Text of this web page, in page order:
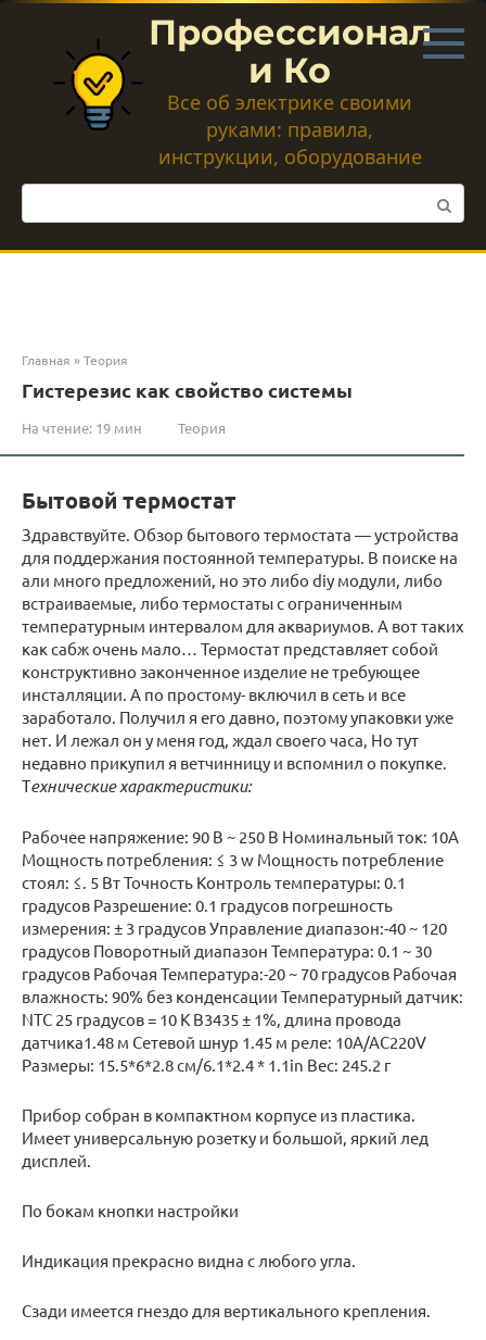
Перейти
контенту
Профессионал
и Ко
Все об электрике своими
руками: правила,
инструкции, оборудование
Поиск:
Главная »Теория
Гистерезис как свойство системы
На чтение: 19 мин Теория
Бытовой термостат
Здравствуйте. Обзор бытового термостата — устройства
для поддержания постоянной температуры. В поиске на
али много предложений, но это либо diy модули, либо
встраиваемые, либо термостаты с ограниченным
температурным интервалом для аквариумов. А вот таких
как сабж очень мало… Термостат представляет собой
конструктивно законченное изделие не требующее
инсталляции. А по простому- включил в сеть и все
заработало. Получил я его давно, поэтому упаковки уже
нет. И лежал он у меня год, ждал своего часа, Но тут
недавно прикупил я ветчинницу и вспомнил о покупке.
Технические характеристики:
Рабочее напряжение: 90 В ~ 250 В Номинальный ток: 10A
Мощность потребления: ≤ 3 w Мощность потребление
стоял: ≤. 5 Вт Точность Контроль температуры: 0.1
градусов Разрешение: 0.1 градусов погрешность
измерения: ± 3 градусов Управление диапазон:-40 ~ 120
градусов Поворотный диапазон Температура: 0.1 ~ 30
градусов Рабочая Температура:-20 ~ 70 градусов Рабочая
влажность: 90% без конденсации Температурный датчик:
NTC 25 градусов = 10 К B3435 ± 1%, длина провода
датчика1.48 м Сетевой шнур 1.45 м реле: 10A/AC220V
Размеры: 15.5*6*2.8 см/6.1*2.4 * 1.1in Вес: 245.2 г
Прибор собран в компактном корпусе из пластика.
Имеет универсальную розетку и большой, яркий лед
дисплей.
По бокам кнопки настройки
Индикация прекрасно видна с любого угла.
Сзади имеется гнездо для вертикального крепления.